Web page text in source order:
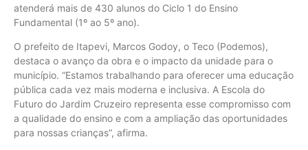
atenderá mais de 430 alunos do Ciclo 1 do Ensino
Fundamental (1º ao 5º ano).
O prefeito de Itapevi, Marcos Godoy, o Teco (Podemos),
destaca o avanço da obra e o impacto da unidade para o
município. “Estamos trabalhando para oferecer uma educação
pública cada vez mais moderna e inclusiva. A Escola do
Futuro do Jardim Cruzeiro representa esse compromisso com
a qualidade do ensino e com a ampliação das oportunidades
para nossas crianças”, afirma.